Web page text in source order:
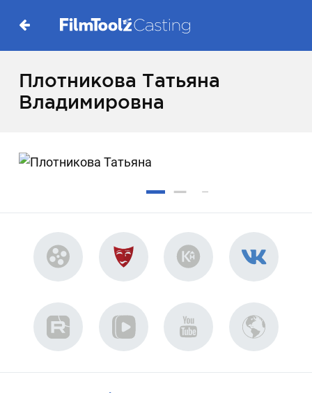
Плотникова Татьяна
Владимировна